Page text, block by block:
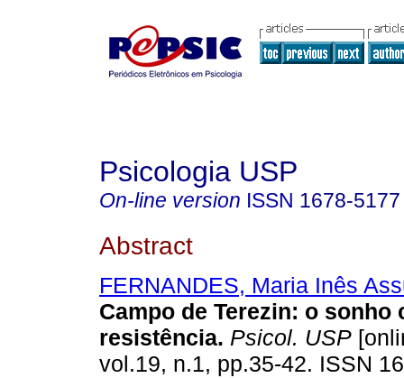
Psicologia USP
On-line version ISSN 1678-5177
Abstract
FERNANDES, Maria Inês
Campo de Terezin: o sonho
resistência. Psicol. USP
vol.19, n.1, pp.35-42. ISSN